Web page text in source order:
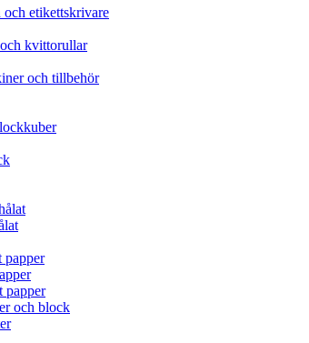
etikettskrivare
kvittorullar
och tillbehör
papper
papper
och block